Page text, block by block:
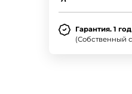
Гарантия. 1
(Собственный